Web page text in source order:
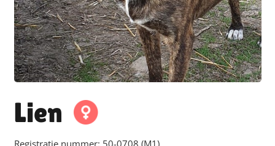
Lien
Registratie nummer: 50-0708 (M1)